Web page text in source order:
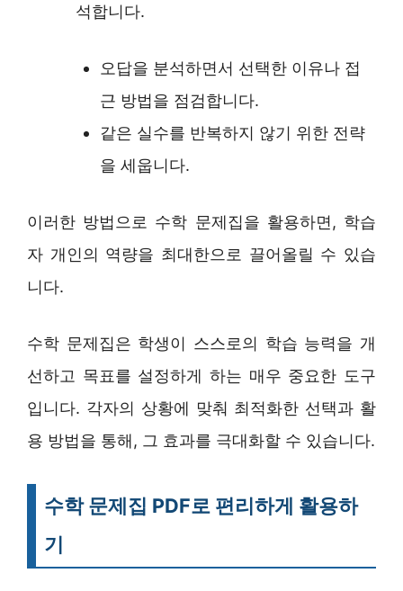
석합니다.
오답을 분석하면서 선택한 이유나 접
근 방법을 점검합니다.
같은 실수를 반복하지 않기 위한 전략
을 세웁니다.
이러한 방법으로 수학 문제집을 활용하면, 학습
자 개인의 역량을 최대한으로 끌어올릴 수 있습
니다.
수학 문제집은 학생이 스스로의 학습 능력을 개
선하고 목표를 설정하게 하는 매우 중요한 도구
입니다. 각자의 상황에 맞춰 최적화한 선택과 활
용 방법을 통해, 그 효과를 극대화할 수 있습니다.
수학 문제집 PDF로 편리하게 활용하
기